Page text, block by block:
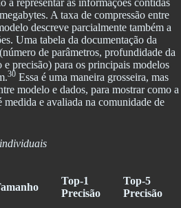
A taxa de compressão entre
descreve parcialmente também a
Uma tabela da documentação da
de parâmetros, profundidade da
precisão) para os principais modelos
30 Essa é uma maneira grosseira, mas
modelo e dados, para mostrar como a
medida e avaliada na comunidade de
Top-1
Precisão
Top-5
Precisão